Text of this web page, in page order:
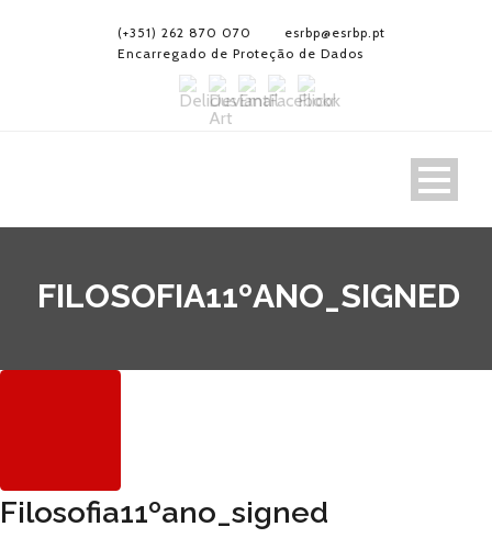
(+351) 262 870 070
esrbp@esrbp.pt
Encarregado de Proteção de Dados
FILOSOFIA11ºANO_SIGNED
Filosofia11ºano_signed